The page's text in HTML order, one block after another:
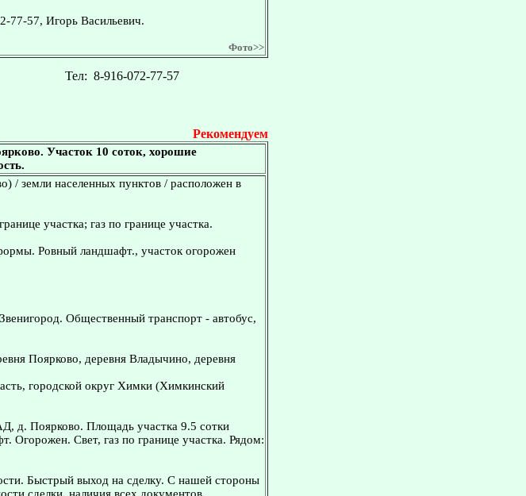
77-57, Игорь Васильевич.
Фото>>
Тел: 8-916-072-77-57
Рекомендуем
Участок 10 соток, хорошие
/ земли населенных пунктов / расположен в
участка; газ по границе участка.
Ровный ландшафт., участок огорожен
Общественный транспорт - автобус,
Поярково, деревня Владычино, деревня
городской округ Химки (Химкинский
д. Поярково. Площадь участка 9.5 сотки
Свет, газ по границе участка. Рядом:
Быстрый выход на сделку. С нашей стороны